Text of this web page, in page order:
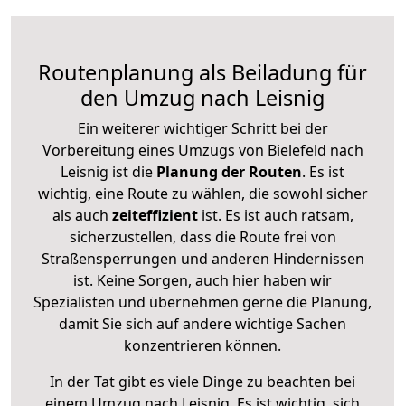
Routenplanung als Beiladung für
den Umzug nach Leisnig
Ein weiterer wichtiger Schritt bei der
Vorbereitung eines Umzugs von Bielefeld nach
Leisnig ist die Planung der Routen. Es ist
wichtig, eine Route zu wählen, die sowohl sicher
als auch zeiteffizientist. Es ist auch ratsam,
sicherzustellen, dass die Route frei von
Straßensperrungen und anderen Hindernissen
ist. Keine Sorgen, auch hier haben wir
Spezialisten und übernehmen gerne die Planung,
damit Sie sich auf andere wichtige Sachen
konzentrieren können.
In der Tat gibt es viele Dinge zu beachten bei